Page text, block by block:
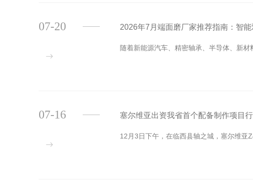
2026年7月端面磨厂家推荐指南：智
随着新能源汽车、精密轴承、半导体、新
07-20
塞尔维亚出资我省首个配备制作项目
12月3日下午，在临西县轴之城，塞尔维亚
07-16